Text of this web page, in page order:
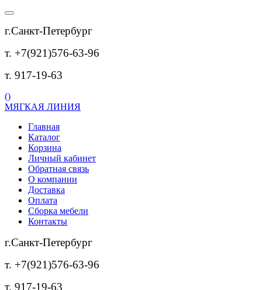
г.Санкт-Петербург
т. +7(921)576-63-96
т. 917-19-63
()
МЯГКАЯ ЛИНИЯ
Главная
Каталог
Корзина
Личный кабинет
Обратная связь
О компании
Доставка
Оплата
Сборка мебели
Контакты
г.Санкт-Петербург
т. +7(921)576-63-96
т. 917-19-63